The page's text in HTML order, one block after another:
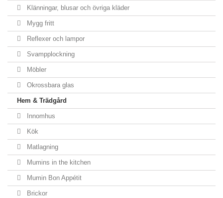
Klänningar, blusar och övriga kläder
Mygg fritt
Reflexer och lampor
Svampplockning
Möbler
Okrossbara glas
Hem & Trädgård
Innomhus
Kök
Matlagning
Mumins in the kitchen
Mumin Bon Appétit
Brickor